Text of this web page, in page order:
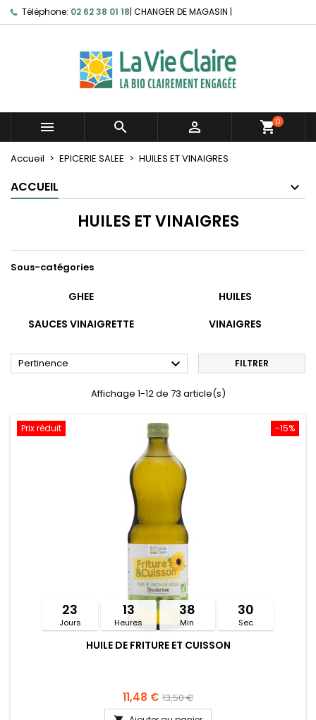
Téléphone: 02 62 38 01 18| CHANGER DE MAGASIN |
   shopping_cart0
Accueil EPICERIE SALEE HUILES ET VINAIGRES
ACCUEIL
HUILES ET VINAIGRES
Sous-catégories
GHEE
HUILES
SAUCES VINAIGRETTE
VINAIGRES
Pertinence  FILTRER
Affichage 1-12 de 73 article(s)
-15%
Prix réduit
23
Jours
13
Heures
38
Min
30
Sec
HUILE DE FRITURE ET CUISSON
11,48 € 13,50 €